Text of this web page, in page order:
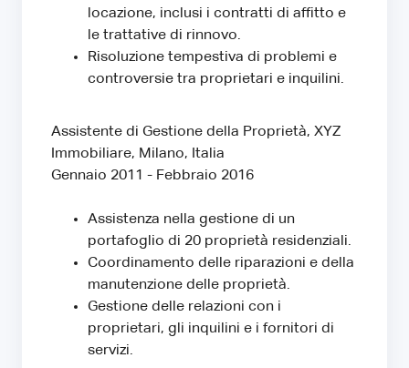
locazione, inclusi i contratti di affitto e
le trattative di rinnovo.
Risoluzione tempestiva di problemi e
controversie tra proprietari e inquilini.
Assistente di Gestione della Proprietà, XYZ
Immobiliare, Milano, Italia
Gennaio 2011 - Febbraio 2016
Assistenza nella gestione di un
portafoglio di 20 proprietà residenziali.
Coordinamento delle riparazioni e della
manutenzione delle proprietà.
Gestione delle relazioni con i
proprietari, gli inquilini e i fornitori di
servizi.